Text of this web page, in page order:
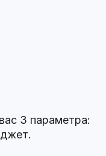
3 параметра: